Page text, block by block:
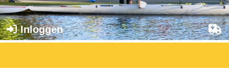
Inloggen